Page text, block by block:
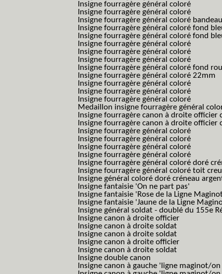
Insigne fourragère général coloré
Insigne fourragère général coloré
Insigne fourragère général coloré
Insigne fourragère général coloré fond
Insigne fourragère général coloré fond
Insigne fourragère général coloré
Insigne fourragère général coloré
Insigne fourragère général coloré
Insigne fourragère général coloré fond
Insigne fourragère général coloré 22mm
Insigne fourragère général coloré
Insigne fourragère général coloré
Insigne fourragère général coloré
Medaillon insigne fourragère général
Insigne fourragère canon à droite
Insigne fourragère canon à droite
Insigne fourragère général coloré
Insigne fourragère général coloré
Insigne fourragère général coloré
Insigne fourragère général coloré
Insigne fourragère général coloré doré
Insigne fourragère général coloré toit
Insigne général coloré doré créneau
Insigne fantaisie 'On ne part pas'
Insigne fantaisie 'Rose de la Ligne
Insigne fantaisie 'Jaune de la Ligne
Insigne général soldat - doublé du 155e
Insigne canon à droite officier
Insigne canon à droite soldat
Insigne canon à droite soldat
Insigne canon à droite officier
Insigne canon à droite soldat
Insigne double canon
Insigne canon à gauche 'ligne maginot/